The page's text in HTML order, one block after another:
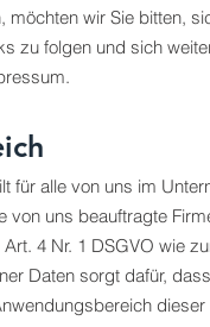
möchten wir Sie bitten,
zu folgen und sich
für alle von uns im
von uns beauftragte
4 Nr. 1 DSGVO wie
Daten sorgt dafür,